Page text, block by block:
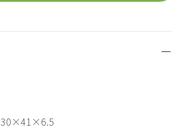
30×41×6.5